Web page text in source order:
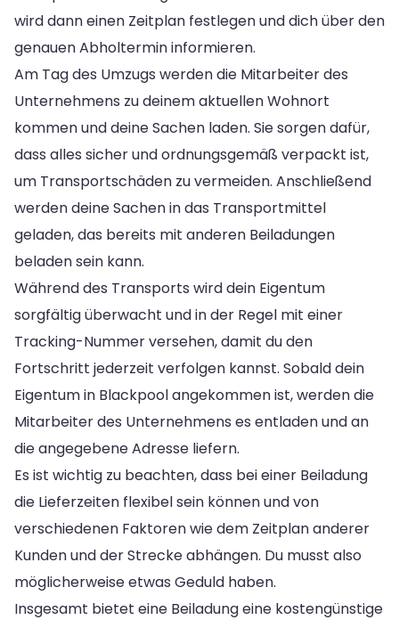
wird dann einen Zeitplan festlegen und dich über den
genauen Abholtermin informieren.
Am Tag des Umzugs werden die Mitarbeiter des
Unternehmens zu deinem aktuellen Wohnort
kommen und deine Sachen laden. Sie sorgen dafür,
dass alles sicher und ordnungsgemäß verpackt ist,
um Transportschäden zu vermeiden. Anschließend
werden deine Sachen in das Transportmittel
geladen, das bereits mit anderen Beiladungen
beladen sein kann.
Während des Transports wird dein Eigentum
sorgfältig überwacht und in der Regel mit einer
Tracking-Nummer versehen, damit du den
Fortschritt jederzeit verfolgen kannst. Sobald dein
Eigentum in Blackpool angekommen ist, werden die
Mitarbeiter des Unternehmens es entladen und an
die angegebene Adresse liefern.
Es ist wichtig zu beachten, dass bei einer Beiladung
die Lieferzeiten flexibel sein können und von
verschiedenen Faktoren wie dem Zeitplan anderer
Kunden und der Strecke abhängen. Du musst also
möglicherweise etwas Geduld haben.
Insgesamt bietet eine Beiladung eine kostengünstige